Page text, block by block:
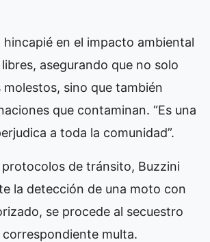
hincapié en el impacto ambiental
asegurando que no solo
molestos, sino que también
que contaminan. “Es una
a toda la comunidad”.
protocolos de tránsito, Buzzini
la detección de una moto con
se procede al secuestro
multa.